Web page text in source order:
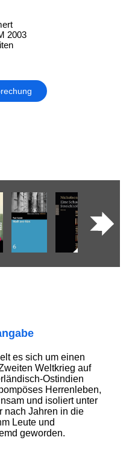
2003
es sich um einen
Weltkrieg auf
Ostindien
Herrenleben,
und isoliert unter
nach Jahren in die
Leute und
geworden.